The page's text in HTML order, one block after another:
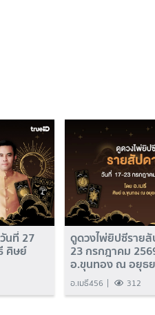
นที่ 27
ศิษย์
ดูดวงไพ่ยิปซีราย
23 กรกฎาคม
อ.ขุนทอง ณ อยุธ
อ.เมธี456 312